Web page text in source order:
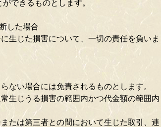
できるものとします。
した場合
生じた損害について、一切の責任を負いま
ない場合には免責されるものとします。
生じうる損害の範囲内かつ代金額の範囲内
たは第三者との間において生じた取引、連